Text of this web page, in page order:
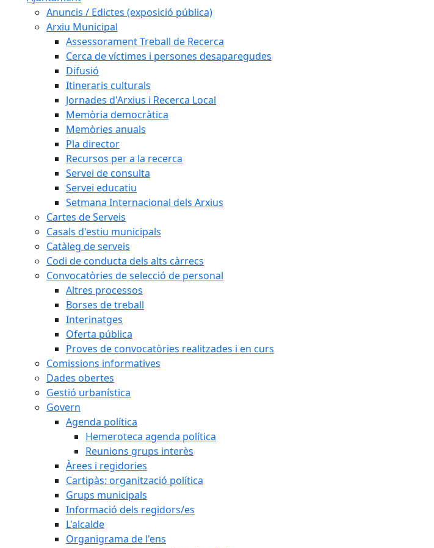
Anuncis / Edictes (exposició pública)
Arxiu Municipal
Assessorament Treball de Recerca
Cerca de víctimes i persones desaparegudes
Difusió
Itineraris culturals
Jornades d'Arxius i Recerca Local
Memòria democràtica
Memòries anuals
Pla director
Recursos per a la recerca
Servei de consulta
Servei educatiu
Setmana Internacional dels Arxius
Cartes de Serveis
Casals d'estiu municipals
Catàleg de serveis
Codi de conducta dels alts càrrecs
Convocatòries de selecció de personal
Altres processos
Borses de treball
Interinatges
Oferta pública
Proves de convocatòries realitzades i en curs
Comissions informatives
Dades obertes
Gestió urbanística
Govern
Agenda política
Hemeroteca agenda política
Reunions grups interès
Àrees i regidories
Cartipàs: organització política
Grups municipals
Informació dels regidors/es
L'alcalde
Organigrama de l'ens